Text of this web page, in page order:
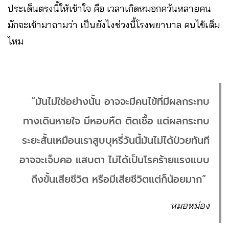
ประเด็นตรงนี้ให้เข้าใจ คือ เวลาเกิดหมอกควันหลายคน
มักจะเข้ามาถามว่า เป็นยังไงช่วงนี้โรงพยาบาล คนไข้เต็ม
ไหม
“มันไม่ใช่อย่างนั้น อาจจะมีคนไข้ที่มีผลกระทบ
ทางเดินหายใจ มีหอบหืด ติดเชื้อ แต่ผลกระทบ
ระยะสั้นเหมือนเราสูบบุหรี่วันนี้มันไม่ได้ป่วยทันที
อาจจะเจ็บคอ แสบตา ไม่ได้เป็นโรคร้ายแรงแบบ
ถึงขั้นเสียชีวิต หรือมีเสียชีวิตแต่ก็น้อยมาก”
หมอหม่อง